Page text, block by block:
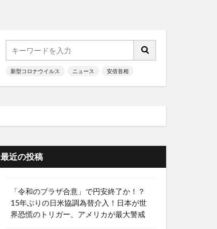
新型コロナウイルス ニュース 安倍首相
最近の投稿
「令和のプラザ合意」で円安終了か！？
15年ぶりの日米協調為替介入！日本が世
界恐慌のトリガー、アメリカが最大警戒